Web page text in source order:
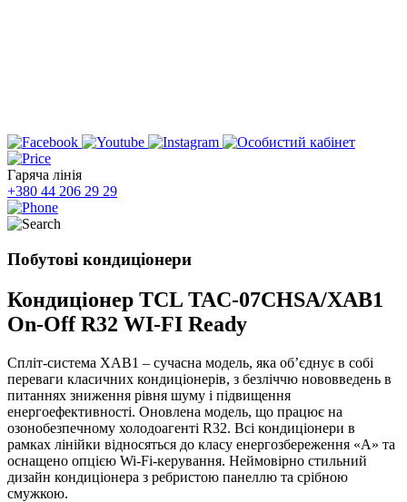
Гаряча лінія
+380 44 206 29 29
Побутові кондиціонери
Кондиціонер TCL TAC-07CHSA/XAB1
On-Off R32 WI-FI Ready
Спліт-система XAB1 – сучасна модель, яка об’єднує в собі
переваги класичних кондиціонерів, з безліччю нововведень в
питаннях зниження рівня шуму і підвищення
енергоефективності. Оновлена модель, що працює на
озонобезпечному холодоагенті R32. Всі кондиціонери в
рамках лінійки відносяться до класу енергозбереження «А» та
оснащено опцією Wi-Fi-керування. Неймовірно стильний
дизайн кондиціонера з ребристою панеллю та срібною
смужкою.